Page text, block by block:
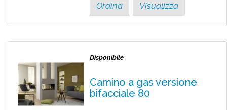
Ordina Visualizza
Disponibile
Camino a gas versione
bifacciale 80